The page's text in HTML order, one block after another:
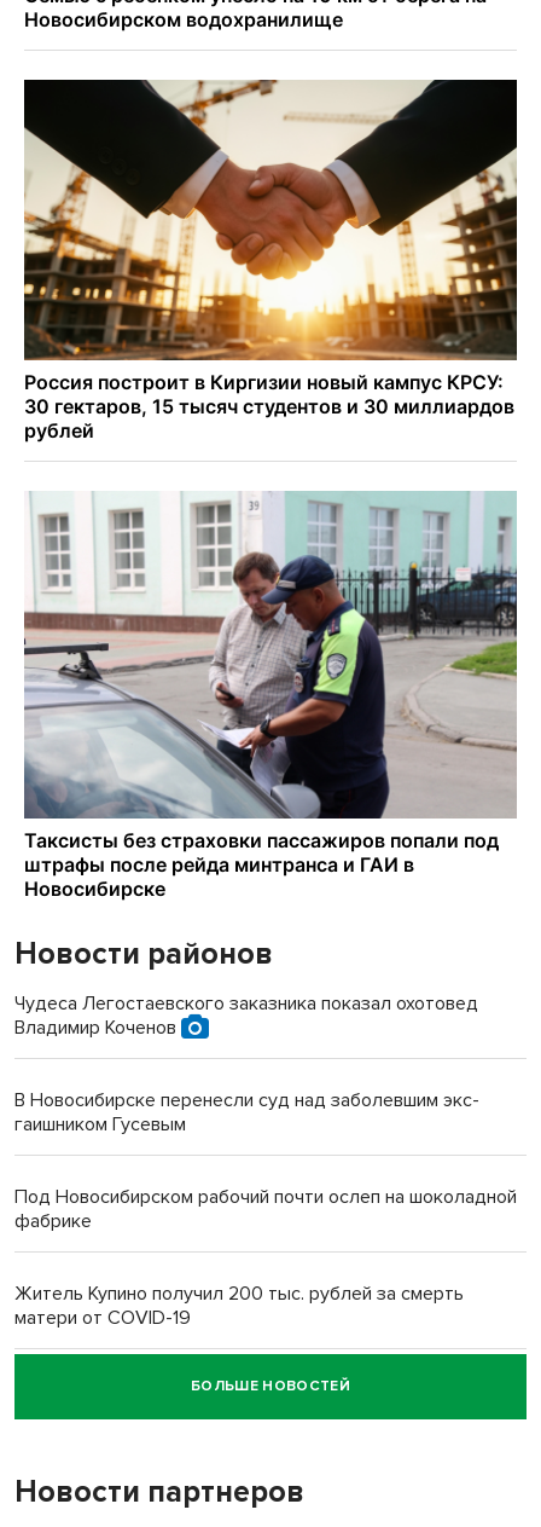
Новости районов
Чудеса Легостаевского заказника показал охотовед
Владимир Коченов
В Новосибирске перенесли суд над заболевшим экс-
гаишником Гусевым
Под Новосибирском рабочий почти ослеп на шоколадной
фабрике
Житель Купино получил 200 тыс. рублей за смерть
матери от COVID-19
Новосибирский суд наказал водителя за смерть
пенсионерки на вокзале
БОЛЬШЕ НОВОСТЕЙ
Новости партнеров